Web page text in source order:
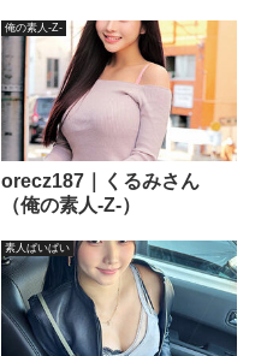
俺の素人-Z-
orecz187｜くるみさん
（俺の素人-Z-）
素人ぱいぱい